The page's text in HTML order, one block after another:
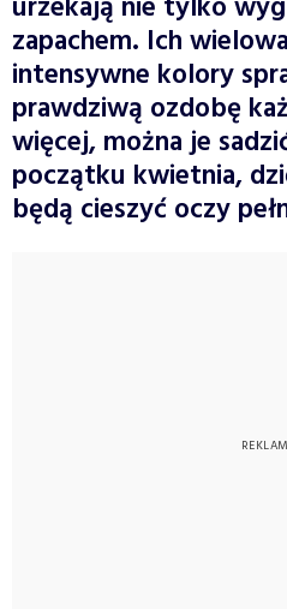
urzekają nie tylko
zapachem. Ich
intensywne kolory
prawdziwą ozdobę
więcej, można je
początku kwietnia,
będą cieszyć oczy